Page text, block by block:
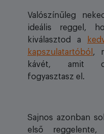
Valószínűleg
ideális reggel,
kiválasztod a
kapszulatartóból ,
kávét, amit
fogyasztasz el.
Sajnos azonban
első reggelente,